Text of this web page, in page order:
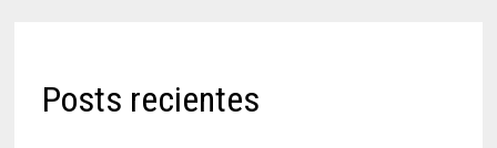
Posts recientes